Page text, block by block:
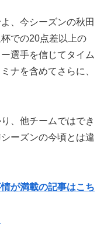
、今シーズンの秋田
での20点差以上の
選手を信じてタイム
ナを含めてさらに、
、他チームではでき
ーズンの今頃とは違
が満載の記事はこち